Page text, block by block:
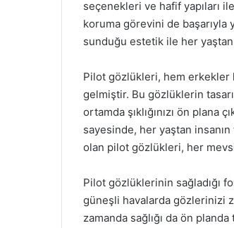
seçenekleri ve hafif yapıları
koruma görevini de başarıyla
sunduğu estetik ile her yaştan
Pilot gözlükleri, hem erkekler
gelmiştir. Bu gözlüklerin
ortamda şıklığınızı ön plana
sayesinde, her yaştan
olan pilot gözlükleri, her
Pilot gözlüklerinin sağladığı
güneşli havalarda gözlerinizi
zamanda sağlığı da ön